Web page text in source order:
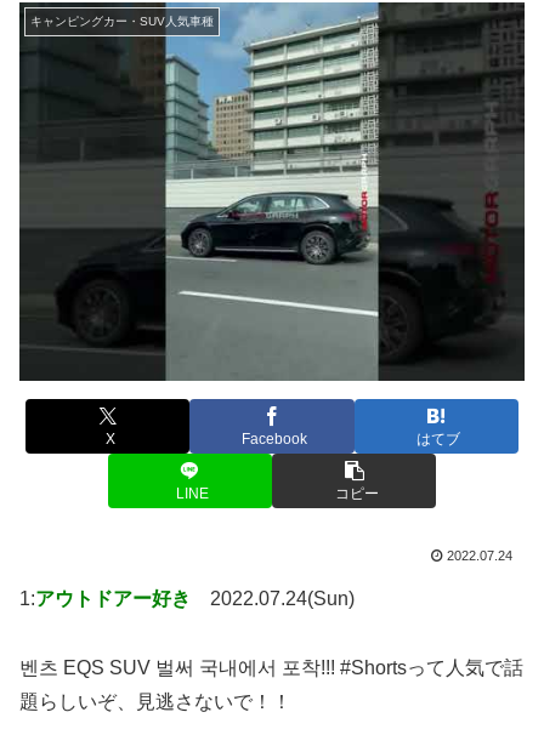
キャンピングカー・SUV人気車種
X Facebook はてブ
LINE コピー
2022.07.24
1:アウトドアー好き 2022.07.24(Sun)
벤츠 EQS SUV 벌써 국내에서 포착!!! #Shortsって人気で話
題らしいぞ、見逃さないで！！